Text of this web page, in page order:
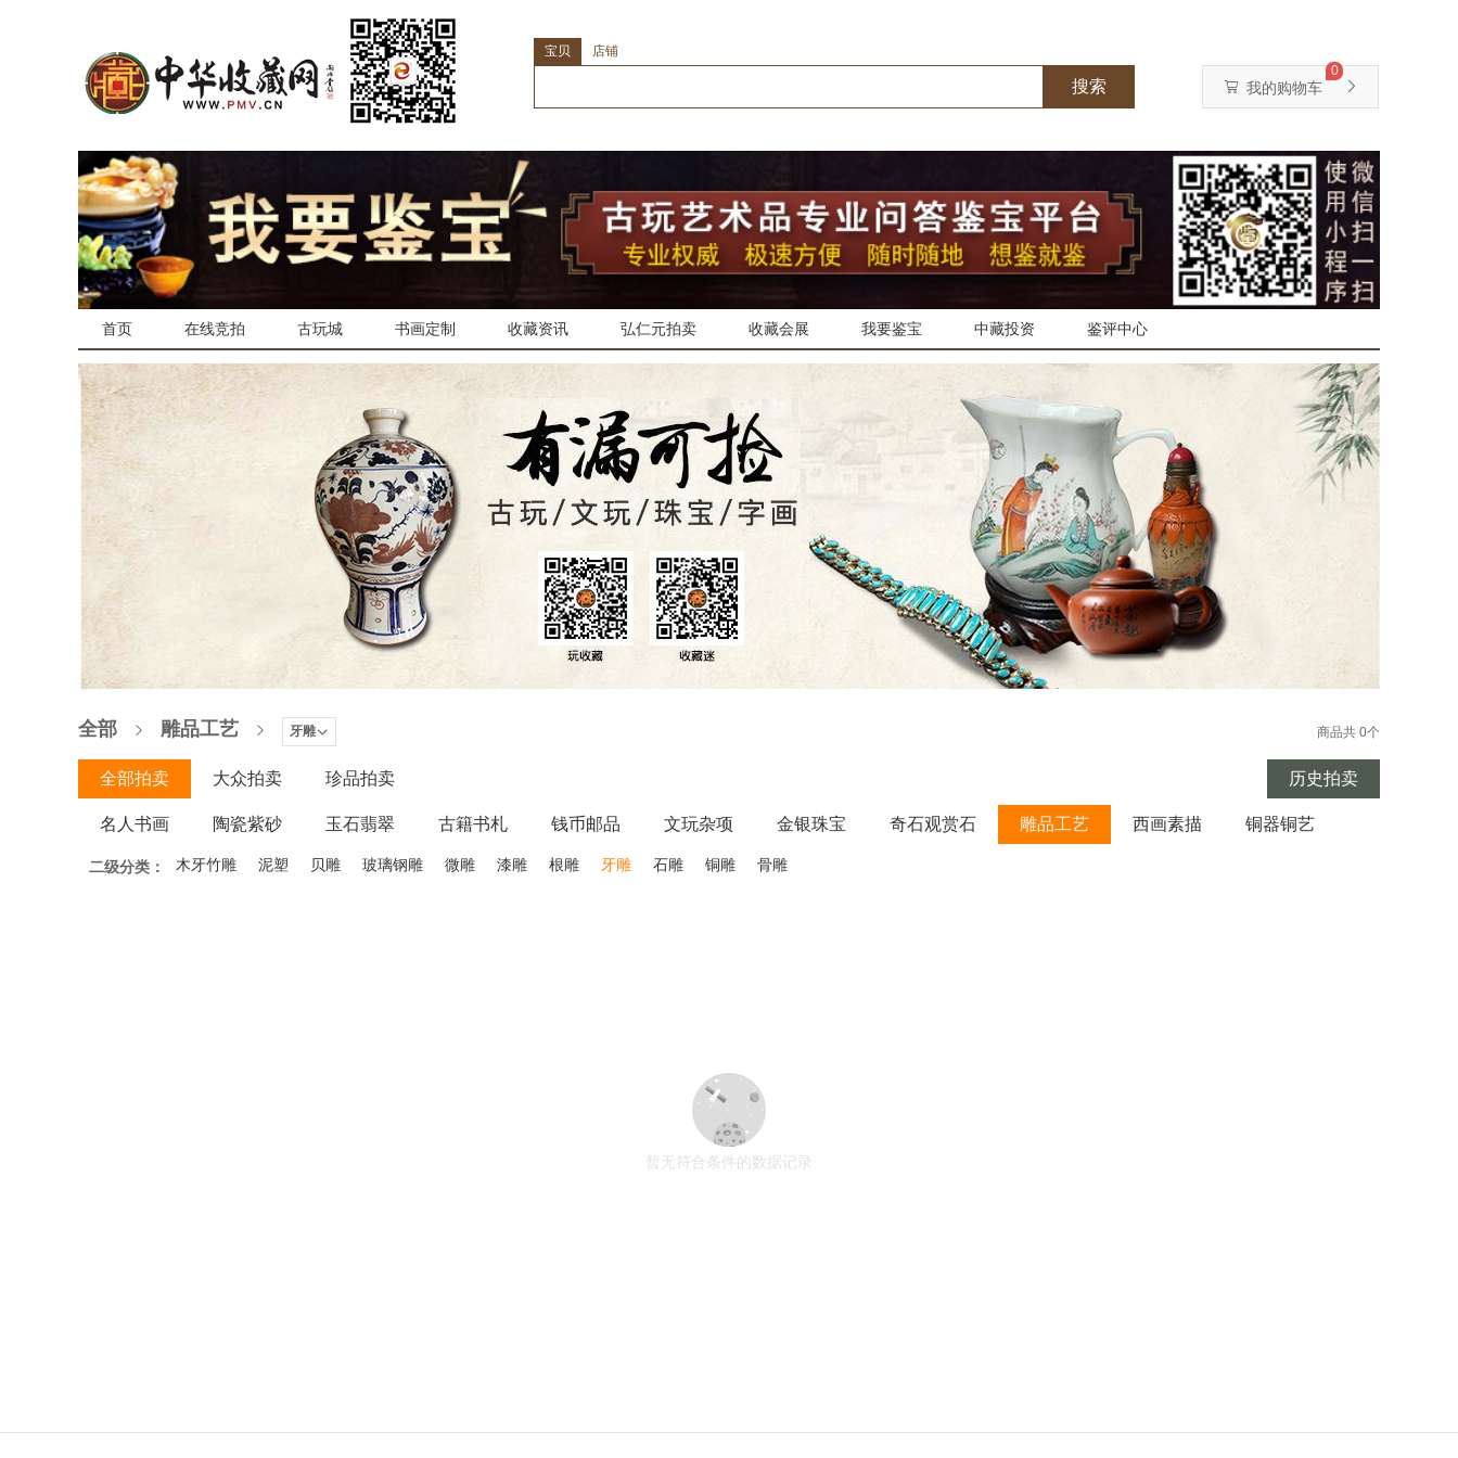
宝贝 店铺
搜索 我的购物车
0
首页 在线竞拍 古玩城 书画定制 收藏资讯 弘仁元拍卖 收藏会展 我要鉴宝 中藏投资 鉴评中心
全部 雕品工艺 牙雕 商品共 0个
全部拍卖 大众拍卖 珍品拍卖 历史拍卖
名人书画 陶瓷紫砂 玉石翡翠 古籍书札 钱币邮品 文玩杂项 金银珠宝 奇石观赏石 雕品工艺 西画素描 铜器铜艺
木器家具 微拍
二级分类： 木牙竹雕 泥塑 贝雕 玻璃钢雕 微雕 漆雕 根雕 牙雕 石雕 铜雕 骨雕
暂无符合条件的数据记录